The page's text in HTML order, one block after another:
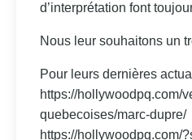
d’interprétation font
Nous leur souhaitons un
Pour leurs dernières
https://hollywoodpq.com/
quebecoises/marc-dupre/
https://hollywoodpq.com/